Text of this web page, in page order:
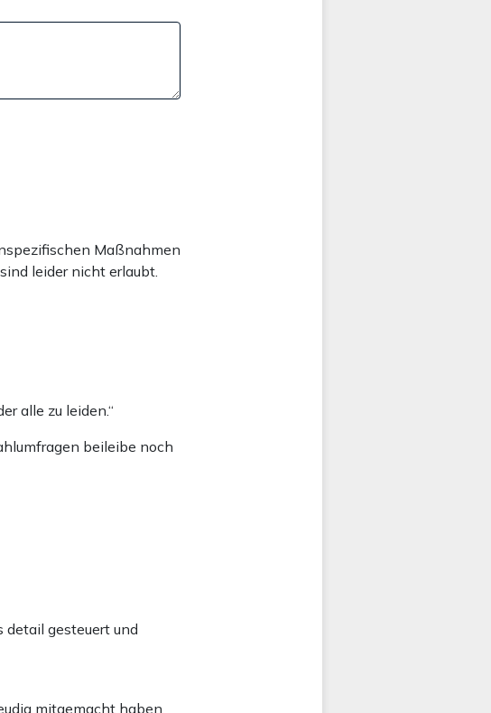
Maßnahmen
leider nicht erlaubt.
alle zu leiden.“
beileibe noch
detail gesteuert und
mitgemacht haben.